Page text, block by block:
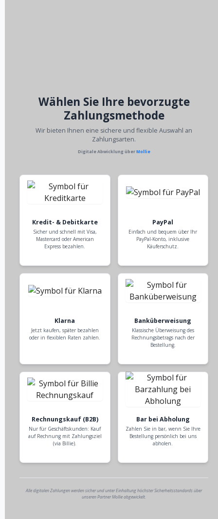
Wählen Sie Ihre bevorzugte
Zahlungsmethode
Wir bieten Ihnen eine sichere und flexible Auswahl an
Zahlungsarten.
Digitale Abwicklung überMollie
Kredit- & Debitkarte
Sicher und schnell mit Visa,
Mastercard oder American
Express bezahlen.
PayPal
Einfach und bequem über Ihr
PayPal-Konto, inklusive
Käuferschutz.
Klarna
Jetzt kaufen, später bezahlen
oder in flexiblen Raten zahlen.
Banküberweisung
Klassische Überweisung des
Rechnungsbetrags nach der
Bestellung.
Rechnungskauf (B2B)
Nur für Geschäftskunden: Kauf
auf Rechnung mit Zahlungsziel
(via Billie).
Bar bei Abholung
Zahlen Sie in bar, wenn Sie Ihre
Bestellung persönlich bei uns
abholen.
Alle digitalen Zahlungen werden sicher und unter Einhaltung höchster Sicherheitsstandards über
unseren Partner Mollie abgewickelt.